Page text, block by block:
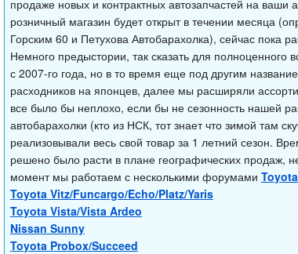
продаже новых и контрактных автозапчастей на
розничный магазин будет открыт в течении месяца
Горским 60 и Петухова Автобарахолка), сейчас пока
Немного предыстории, так сказать для
с 2007-го года, но в то время еще под другим
расходников на японцев, далее мы расширяли
все было бы неплохо, если бы не сезонность нашей
автобарахолки (кто из НСК, тот знает что зимой там
реализовывали весь свой товар за 1 летний сезон.
решено было расти в плане географических продаж,
момент мы работаем с несколькими форумами
Toyota Vitz/Funcargo/Echo/Platz/Yaris
Toyota Vista/Vista Ardeo
Nissan Sunny
Toyota Probox/Succeed